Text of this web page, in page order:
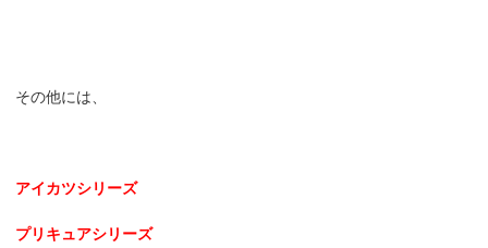
その他には、
アイカツシリーズ
プリキュアシリーズ